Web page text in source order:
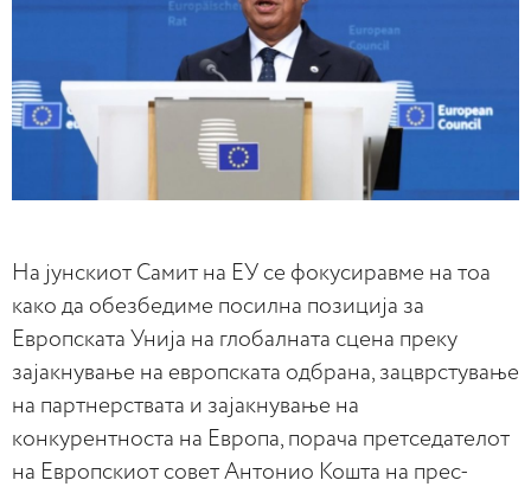
На јунскиот Самит на ЕУ се фокусиравме на тоа
како да обезбедиме посилна позиција за
Европската Унија на глобалната сцена преку
зајакнување на европската одбрана, зацврстување
на партнерствата и зајакнување на
конкурентноста на Европа, порача претседателот
на Европскиот совет Антонио Кошта на прес-